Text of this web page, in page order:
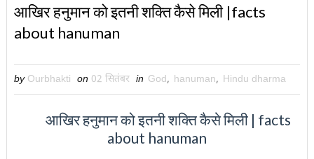
आखिर हनुमान को इतनी शक्ति कैसे मिली |facts
about hanuman
by Ourbhakti on 02 सितंबर in God, hanuman, Hindu dharma
आखिर हनुमान को इतनी शक्ति कैसे मिली | facts
about hanuman